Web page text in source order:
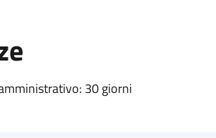
30 giorni